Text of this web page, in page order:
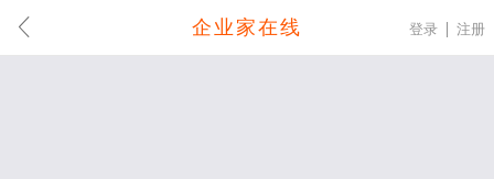
企业家在线 登录 注册